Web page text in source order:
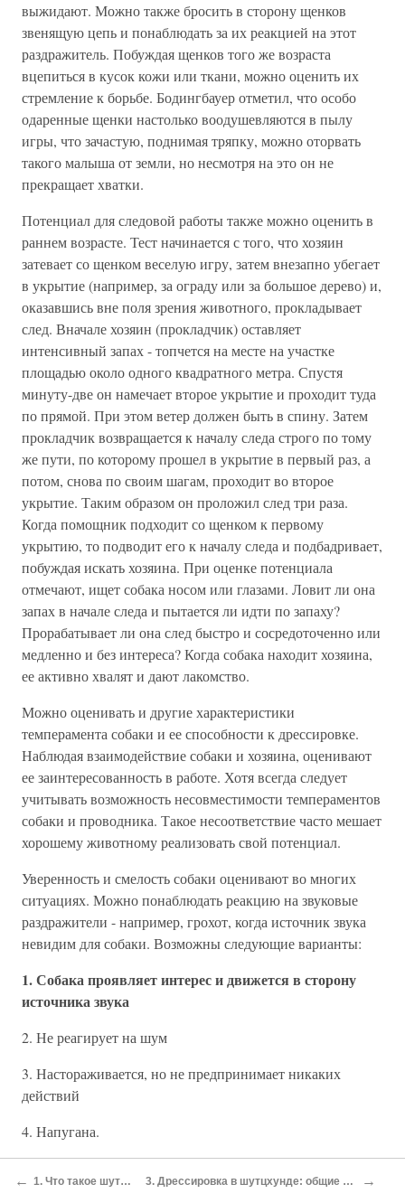
выжидают. Можно также бросить в сторону щенков
звенящую цепь и понаблюдать за их реакцией на этот
раздражитель. Побуждая щенков того же возраста
вцепиться в кусок кожи или ткани, можно оценить их
стремление к борьбе. Бодингбауер отметил, что особо
одаренные щенки настолько воодушевляются в пылу
игры, что зачастую, поднимая тряпку, можно оторвать
такого малыша от земли, но несмотря на это он не
прекращает хватки.
Потенциал для следовой работы также можно оценить в
раннем возрасте. Тест начинается с того, что хозяин
затевает со щенком веселую игру, затем внезапно убегает
в укрытие (например, за ограду или за большое дерево) и,
оказавшись вне поля зрения животного, прокладывает
след. Вначале хозяин (прокладчик) оставляет
интенсивный запах - топчется на месте на участке
площадью около одного квадратного метра. Спустя
минуту-две он намечает второе укрытие и проходит туда
по прямой. При этом ветер должен быть в спину. Затем
прокладчик возвращается к началу следа строго по тому
же пути, по которому прошел в укрытие в первый раз, а
потом, снова по своим шагам, проходит во второе
укрытие. Таким образом он проложил след три раза.
Когда помощник подходит со щенком к первому
укрытию, то подводит его к началу следа и подбадривает,
побуждая искать хозяина. При оценке потенциала
отмечают, ищет собака носом или глазами. Ловит ли она
запах в начале следа и пытается ли идти по запаху?
Прорабатывает ли она след быстро и сосредоточенно или
медленно и без интереса? Когда собака находит хозяина,
ее активно хвалят и дают лакомство.
Можно оценивать и другие характеристики
темперамента собаки и ее способности к дрессировке.
Наблюдая взаимодействие собаки и хозяина, оценивают
ее заинтересованность в работе. Хотя всегда следует
учитывать возможность несовместимости темпераментов
собаки и проводника. Такое несоответствие часто мешает
хорошему животному реализовать свой потенциал.
Уверенность и смелость собаки оценивают во многих
ситуациях. Можно понаблюдать реакцию на звуковые
раздражители - например, грохот, когда источник звука
невидим для собаки. Возможны следующие варианты:
1. Собака проявляет интерес и движется в сторону
источника звука
2. Не реагирует на шум
3. Настораживается, но не предпринимает никаких
действий
4. Напугана.
произведенный на расстоянии примерно 10 шагов.
← 1. Что такое шутцхунд? 3. Дрессировка в шутцхунде: общие положения →